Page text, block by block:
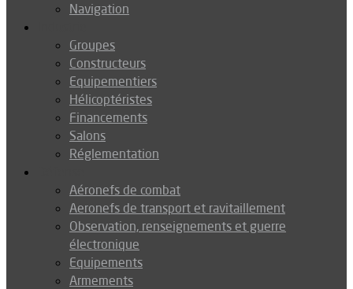
Navigation
Groupes
Constructeurs
Equipementiers
Hélicoptéristes
Financements
Salons
Réglementation
Aéronefs de combat
Aeronefs de transport et ravitaillement
Observation, renseignements et guerre
électronique
Equipements
Armements